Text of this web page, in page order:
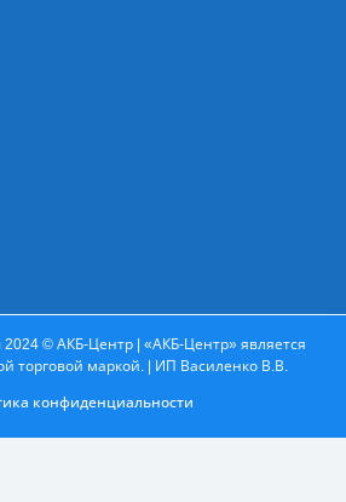
© АКБ-Центр | «АКБ-Центр» является
торговой маркой. | ИП Василенко В.В.
конфиденциальности